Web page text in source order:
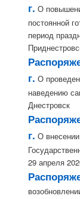
г. О
постоянной
период
г. О
наведению
Днестровск
г. О
29 апреля